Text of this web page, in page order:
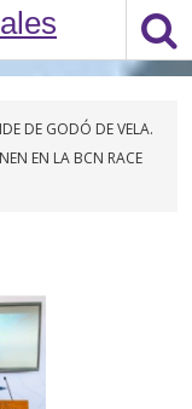
DE GODÓ DE VELA.
EN LA BCN RACE